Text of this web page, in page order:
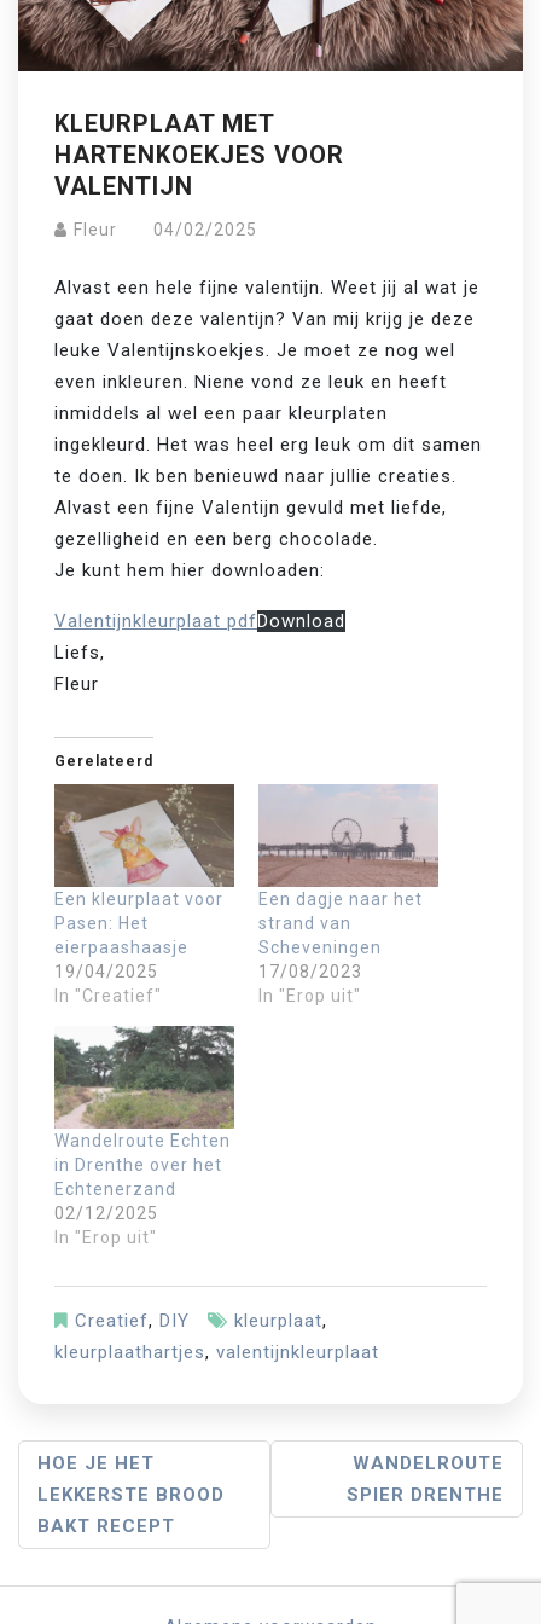
KLEURPLAAT MET
HARTENKOEKJES VOOR
VALENTIJN
Fleur 04/02/2025
Alvast een hele fijne valentijn. Weet jij al wat je
gaat doen deze valentijn? Van mij krijg je deze
leuke Valentijnskoekjes. Je moet ze nog wel
even inkleuren. Niene vond ze leuk en heeft
inmiddels al wel een paar kleurplaten
ingekleurd. Het was heel erg leuk om dit samen
te doen. Ik ben benieuwd naar jullie creaties.
Alvast een fijne Valentijn gevuld met liefde,
gezelligheid en een berg chocolade.
Je kunt hem hier downloaden:
Valentijnkleurplaat pdfDownload
Liefs,
Fleur
Gerelateerd
Een kleurplaat voor
Pasen: Het
eierpaashaasje
19/04/2025
In "Creatief"
Een dagje naar het
strand van
Scheveningen
17/08/2023
In "Erop uit"
Wandelroute Echten
in Drenthe over het
Echtenerzand
02/12/2025
In "Erop uit"
Creatief, DIY kleurplaat,
kleurplaathartjes, valentijnkleurplaat
B
R
I
HOE JE HET
LEKKERSTE BROOD
BAKT RECEPT
WANDELROUTE
SPIER DRENTHE